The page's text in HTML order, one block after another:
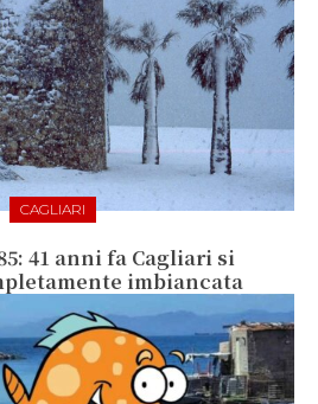
CAGLIARI
41 anni fa Cagliari si
imbiancata